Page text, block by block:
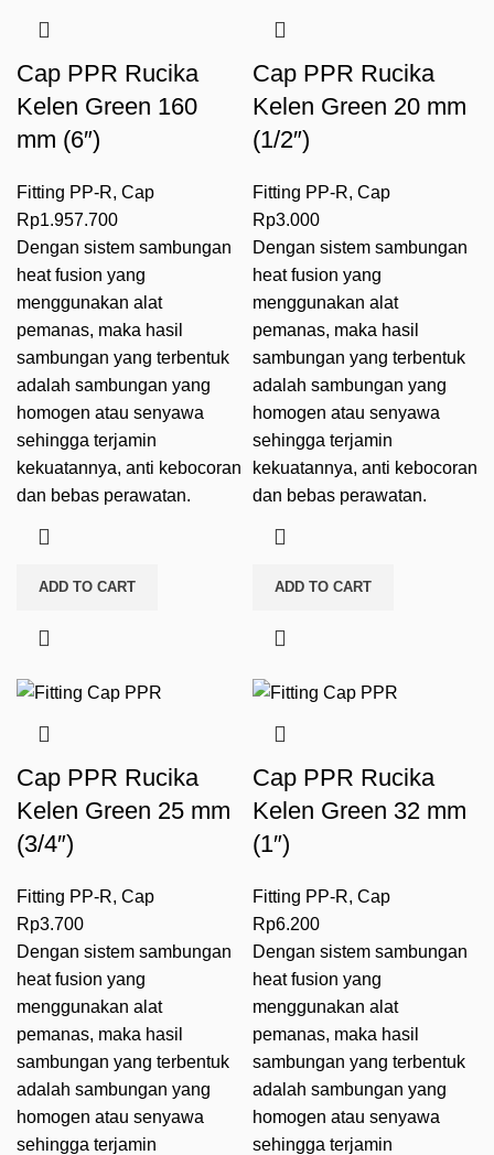
Cap PPR Rucika
Kelen Green 160
mm (6″)
Fitting PP-R, Cap
Rp1.957.700
Dengan sistem sambungan
heat fusion yang
menggunakan alat
pemanas, maka hasil
sambungan yang terbentuk
adalah sambungan yang
homogen atau senyawa
sehingga terjamin
kekuatannya, anti kebocoran
dan bebas perawatan.
ADD TO CART
Cap PPR Rucika
Kelen Green 20 mm
(1/2″)
Fitting PP-R, Cap
Rp3.000
Dengan sistem sambungan
heat fusion yang
menggunakan alat
pemanas, maka hasil
sambungan yang terbentuk
adalah sambungan yang
homogen atau senyawa
sehingga terjamin
kekuatannya, anti kebocoran
dan bebas perawatan.
ADD TO CART
Cap PPR Rucika
Kelen Green 25 mm
(3/4″)
Fitting PP-R, Cap
Rp3.700
Dengan sistem sambungan
heat fusion yang
menggunakan alat
pemanas, maka hasil
sambungan yang terbentuk
adalah sambungan yang
homogen atau senyawa
sehingga terjamin
Cap PPR Rucika
Kelen Green 32 mm
(1″)
Fitting PP-R, Cap
Rp6.200
Dengan sistem sambungan
heat fusion yang
menggunakan alat
pemanas, maka hasil
sambungan yang terbentuk
adalah sambungan yang
homogen atau senyawa
sehingga terjamin